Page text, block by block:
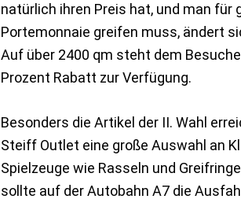
natürlich ihren Preis hat, und man
Portemonnaie greifen muss, ändert
Auf über 2400 qm steht dem
Prozent Rabatt zur Verfügung.
Besonders die Artikel der II. Wahl
Steiff Outlet eine große Auswahl an
Spielzeuge wie Rasseln und
sollte auf der Autobahn A7 die